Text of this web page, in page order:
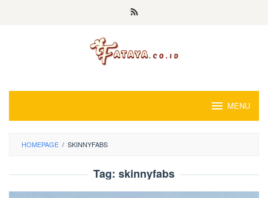
MENU
HOMEPAGE / SKINNYFABS
Tag: skinnyfabs